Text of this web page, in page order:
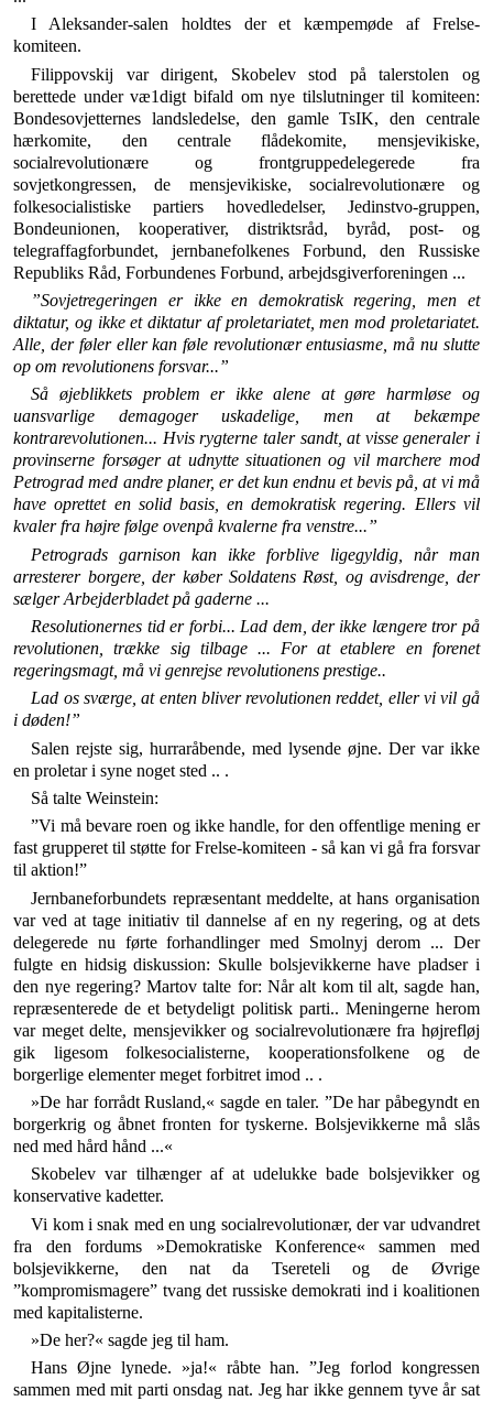
I Aleksander-salen holdtes der et kæmpemøde af Frel­se-
komiteen.
Filippovskij var dirigent, Skobelev stod på talerstolen og
berettede under væ1digt bifald om nye tilslutninger til komiteen:
Bondesovjetternes landsledelse, den gamle TsIK, den centrale
hærkomite, den centrale flådekomite, mensjevikiske,
socialrevolutionære og frontgruppedele­gerede fra
sovjetkongressen, de mensjevikiske, social­revolutionære og
folkesocialistiske partiers hovedledelser, Jedinstvo-gruppen,
Bondeunionen, kooperativer, distriktsråd, byråd, post- og
telegraffagforbundet, jernbanefolkenes Forbund, den Russiske
Republiks Råd, For­bundenes Forbund, arbejdsgiverforeningen ...
”Sovjetregeringen er ikke en demokratisk regering, men et
diktatur, og ikke et diktatur af proletariatet, men mod proletariatet.
Alle, der føler eller kan føle revolu­tionær entusiasme, må nu slutte
op om revolutionens forsvar...”
Så øjeblikkets problem er ikke alene at gøre harmløse og
uansvarlige demagoger uskadelige, men at bekæmpe
kontrarevolutionen... Hvis rygterne taler sandt, at visse generaler i
provinserne forsøger at udnytte situa­tionen og vil marchere mod
Petrograd med andre planer, er det kun endnu et bevis på, at vi må
have oprettet en solid basis, en demokratisk regering. Ellers vil
kvaler fra højre følge ovenpå kvalerne fra venstre...”
Petrograds garnison kan ikke forblive ligegyldig, når man
arresterer borgere, der køber Soldatens Røst, og avisdrenge, der
sælger Arbejderbladet på gaderne ...
Resolutionernes tid er forbi... Lad dem, der ikke længere tror på
revolutionen, trække sig tilbage ... For at etablere en forenet
regeringsmagt, må vi genrejse re­volutionens prestige..
Lad os sværge, at enten bliver revolutionen reddet, eller vi vil gå
i døden!”
Salen rejste sig, hurraråbende, med lysende øjne. Der var ikke
en proletar i syne noget sted .. .
Så talte Weinstein:
”Vi må bevare roen og ikke handle, for den offentlige mening er
fast grupperet til støtte for Frelse-komiteen - så kan vi gå fra forsvar
til aktion!”
Jernbaneforbundets repræsentant meddelte, at hans organisation
var ved at tage initiativ til dannelse af en ny regering, og at dets
delegerede nu førte forhandlin­ger med Smolnyj derom ... Der
fulgte en hidsig diskus­sion: Skulle bolsjevikkerne have pladser i
den nye rege­ring? Martov talte for: Når alt kom til alt, sagde han,
repræsenterede de et betydeligt politisk parti.. Menin­gerne herom
var meget delte, mensjevikker og social­revolutionære fra højrefløj
gik ligesom folkesocialister­ne, kooperationsfolkene og de
borgerlige elementer meget forbitret imod .. .
»De har forrådt Rusland,« sagde en taler. ”De har på­begyndt en
borgerkrig og åbnet fronten for tyskerne. Bolsjevikkerne må slås
ned med hård hånd ...«
Skobelev var tilhænger af at udelukke bade bolsjevik­ker og
konservative kadetter.
Vi kom i snak med en ung socialrevolutionær, der var udvandret
fra den fordums »Demokratiske Konference« sammen med
bolsjevikkerne, den nat da Tsereteli og de Øvrige
”kompromismagere” tvang det russiske demo­krati ind i koalitionen
med kapitalisterne.
»De her?« sagde jeg til ham.
Hans Øjne lynede. »ja!« råbte han. ”Jeg forlod kon­gressen
sammen med mit parti onsdag nat. Jeg har ikke gennem tyve år sat